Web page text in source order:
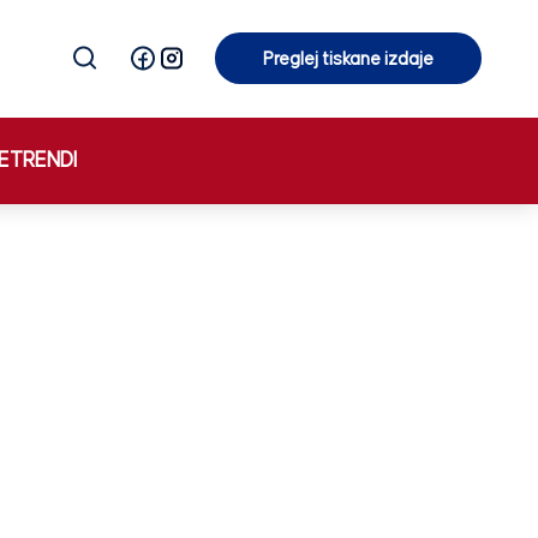
Preglej tiskane izdaje
TRENDI